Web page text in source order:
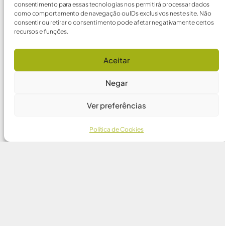
consentimento para essas tecnologias nos permitirá processar dados
como comportamento de navegação ou IDs exclusivos neste site. Não
consentir ou retirar o consentimento pode afetar negativamente certos
recursos e funções.
Aceitar
Negar
Ver preferências
Política de Cookies
29/10/2025